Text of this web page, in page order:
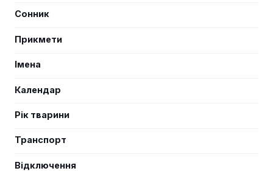
Сонник
Прикмети
Імена
Календар
Рік тварини
Транспорт
Відключення